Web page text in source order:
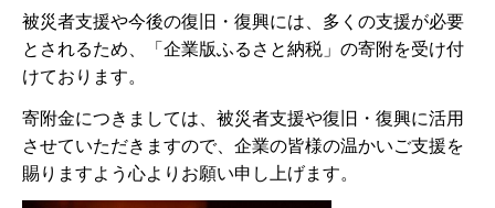
被災者支援や今後の復旧・復興には、多くの支援が必要
とされるため、「企業版ふるさと納税」の寄附を受け付
けております。
寄附金につきましては、被災者支援や復旧・復興に活用
させていただきますので、企業の皆様の温かいご支援を
賜りますよう心よりお願い申し上げます。